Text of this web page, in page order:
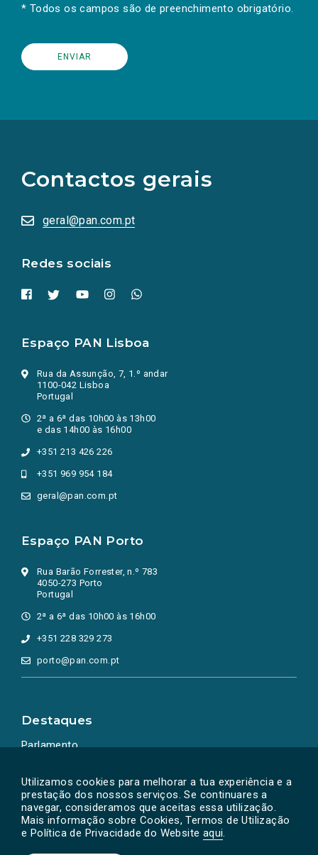
Utilizamos cookies para melhorar a tua experiência e a
prestação dos nossos serviços. Se continuares a
navegar, consideramos que aceitas essa utilização.
Mais informação sobre Cookies, Termos de Utilização
e Política de Privacidade do Website aqui.
* Todos os campos são de preenchimento obrigatório.
Contactos gerais
geral@pan.com.pt
Redes sociais
redes
sociais
numa
nova
Espaço PAN Lisboa
Rua da Assunção, 7, 1.º andar
1100-042 Lisboa
Portugal
2ª a 6ª das 10h00 às 13h00
e das 14h00 às 16h00
+351 213 426 226
+351 969 954 184
geral@pan.com.pt
Espaço PAN Porto
Rua Barão Forrester, n.º 783
4050-273 Porto
Portugal
2ª a 6ª das 10h00 às 16h00
+351 228 329 273
porto@pan.com.pt
Destaques
Parlamento